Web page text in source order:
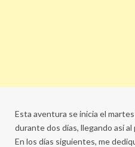
Esta aventura se inicia el
durante dos días, llegando así
En los días siguientes, me